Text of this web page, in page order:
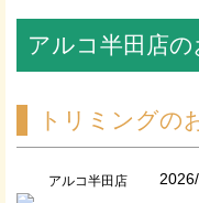
アルコ半田店
トリミングの
アルコ半田店